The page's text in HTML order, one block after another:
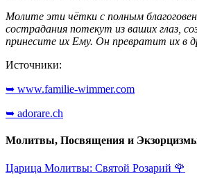
Молите эти чётки с полным
сострадания потекут из ваших глаз,
принесите их Ему. Он превратит их в
Источники:
➥ www.familie-wimmer.com
➥ adorare.ch
Молитвы, Посвящения и
Царица Молитвы: Святой Розарий 🌹